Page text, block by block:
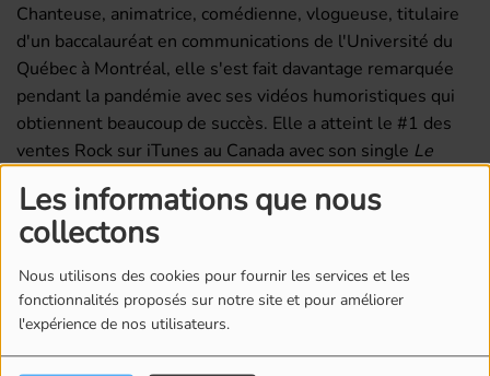
Les informations que nous
collectons
Nous utilisons des cookies pour fournir les services et les
fonctionnalités proposés sur notre site et pour améliorer
l'expérience de nos utilisateurs.
Chanteuse, animatrice, comédienne, vlogueuse, titulaire
d'un baccalauréat en communications de l'Université du
Québec à Montréal, elle s'est fait davantage remarquée
pendant la pandémie avec ses vidéos humoristiques qui
obtiennent beaucoup de succès. Elle a atteint le #1 des
ventes Rock sur iTunes au Canada avec son single Le